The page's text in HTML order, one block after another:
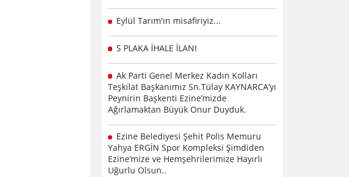
Eylül Tarım'ın misafiriyiz...
S PLAKA İHALE İLANI
Ak Parti Genel Merkez Kadın Kolları
Teşkilat Başkanımız Sn.Tülay KAYNARCA’yı
Peynirin Başkenti Ezine’mizde
Ağırlamaktan Büyük Onur Duyduk.
Ezine Belediyesi Şehit Polis Memuru
Yahya ERGİN Spor Kompleksi Şimdiden
Ezine’mize ve Hemşehrilerimize Hayırlı
Uğurlu Olsun..